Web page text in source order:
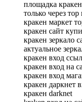
площадка кракен
только через тор
кракен маркет
кракен сайт
кракен зеркало
актуальное
кракен вход
кракен вход на
кракен вход
кракен даркнет
кракен darknet